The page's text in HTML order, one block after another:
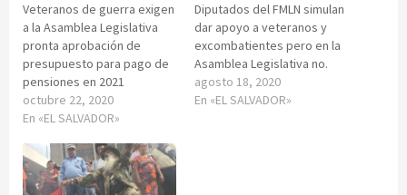
Veteranos de guerra exigen
a la Asamblea Legislativa
pronta aprobación de
presupuesto para pago de
pensiones en 2021
octubre 22, 2020
En «EL SALVADOR»
Diputados del FMLN simulan
dar apoyo a veteranos y
excombatientes pero en la
Asamblea Legislativa no.
agosto 18, 2020
En «EL SALVADOR»